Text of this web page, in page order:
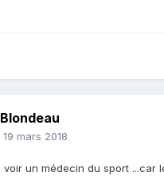
19 mars 2018
un médecin du sport ...car